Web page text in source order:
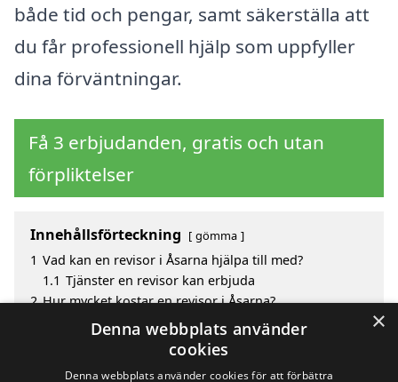
både tid och pengar, samt säkerställa att
du får professionell hjälp som uppfyller
dina förväntningar.
Få 3 erbjudanden, gratis och utan
förpliktelser
Innehållsförteckning gömma
1 Vad kan en revisor i Åsarna hjälpa till med?
1.1 Tjänster en revisor kan erbjuda
2 Hur mycket kostar en revisor i Åsarna?
Fördelar med att välja revisor i Åsarna
Sök efter en skicklig revisor i de omgivande städerna
×
Denna webbplats använder
cookies
Denna webbplats använder cookies för att förbättra